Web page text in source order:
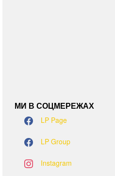
МИ В СОЦМЕРЕЖАХ
LP Page
LP Group
Instagram